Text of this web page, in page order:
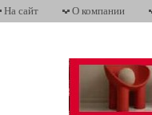
На сайт О компании